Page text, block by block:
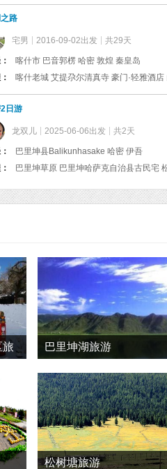
路
宅男 2016-09-02出发 共29天
喀什市 巴音郭楞 哈密 敦煌 秦皇岛
喀什老城 艾提尕尔清真寺 豪门·轻雅酒
日游
龙双儿 2025-06-06出发 共2天
巴里坤县Balikunhasake 哈密 伊吾
巴里坤草原 巴里坤哈萨克自治县古民宅
旅
巴里坤湖旅游
松树塘旅游